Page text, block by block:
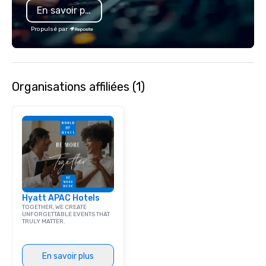
engaging information
En savoir plus
Propulsé par
Organisations affiliées (1)
Hyatt APAC Hotels
TOGETHER, WE CREATE
UNFORGETTABLE EVENTS THAT
TRULY MATTER.
En savoir plus